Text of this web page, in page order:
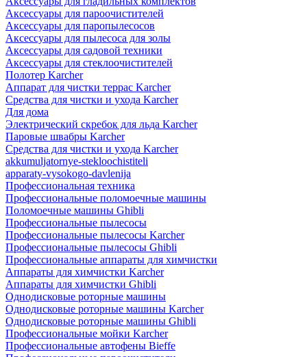
Аксессуары для пароочистителей
Аксессуары для паропылесосов
Аксессуары для пылесоса для золы
Аксессуары для садовой техники
Аксессуары для стеклоочистителей
Полотер Karcher
Аппарат для чистки террас Karcher
Средства для чистки и ухода Karcher
Для дома
Электрический скребок для льда Karcher
Паровые швабры Karcher
Средства для чистки и ухода Karcher
akkumuljatornye-stekloochistiteli
apparaty-vysokogo-davlenija
Профессиональная техника
Профессиональные поломоечные машины
Поломоечные машины Ghibli
Профессиональные пылесосы
Профессиональные пылесосы Karcher
Профессиональные пылесосы Ghibli
Профессиональные аппараты для химчистки
Аппараты для химчистки Karcher
Аппараты для химчистки Ghibli
Однодисковые роторные машины
Однодисковые роторные машины Karcher
Однодисковые роторные машины Ghibli
Профессиональные мойки Karcher
Профессиональные автофены Bieffe